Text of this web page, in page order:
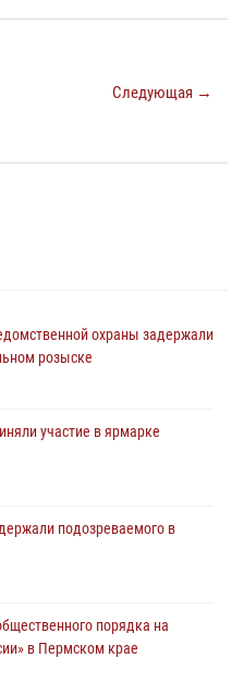
Следующая →
охраны задержали
розыске
участие в ярмарке
подозреваемого в
порядка на
в Пермском крае